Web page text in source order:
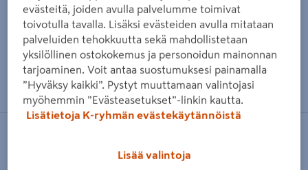
Zoomaa kuvaa sormilla kosketusnäytöllä
Sohvasetti Cello Garden 4-osaa
evästeitä, joiden avulla palvelumme toimivat
toivotulla tavalla. Lisäksi evästeiden avulla mitataan
palveluiden tehokkuutta sekä mahdollistetaan
yksilöllinen ostokokemus ja personoidun mainonnan
tarjoaminen. Voit antaa suostumuksesi painamalla
”Hyväksy kaikki”. Pystyt muuttamaan valintojasi
myöhemmin ”Evästeasetukset”-linkin kautta.
Lisätietoja K-ryhmän evästekäytännöistä
Lisää valintoja